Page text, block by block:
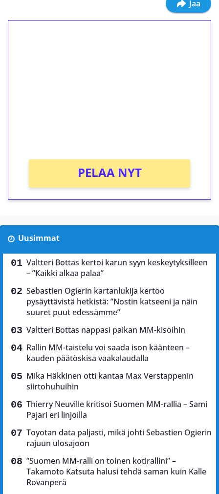
Jaa
PELAA NYT
Uusimmat
Valtteri Bottas kertoi karun syyn keskeytyksilleen
– ”Kaikki alkaa palaa”
Sebastien Ogierin kartanlukija kertoo
pysäyttävistä hetkistä: ”Nostin katseeni ja näin
suuret puut edessämme”
Valtteri Bottas nappasi paikan MM-kisoihin
Rallin MM-taistelu voi saada ison käänteen –
kauden päätöskisa vaakalaudalla
Mika Häkkinen otti kantaa Max Verstappenin
siirtohuhuihin
Thierry Neuville kritisoi Suomen MM-rallia – Sami
Pajari eri linjoilla
Toyotan data paljasti, mikä johti Sebastien Ogierin
rajuun ulosajoon
”Suomen MM-ralli on toinen kotirallini” –
Takamoto Katsuta halusi tehdä saman kuin Kalle
Rovanperä